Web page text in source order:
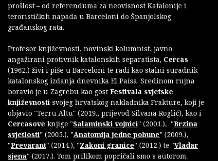
prošlost – od referenduma za neovisnost Katalonije i
terorističkih napada u Barceloni do Španjolskog
građanskog rata.
Profesor književnosti, novinski kolumnist, javno
angažirani protivnik katalonskih separatista, Cercas
(1962.) živi i piše u Barceloni te radi kao stalni suradnik
katalonskog izdanja dnevnika El Paísa. Sredinom rujna
boravio je u Zagrebu kao gost Festivala svjetske
književnosti svojeg hrvatskog nakladnika Frakture, koji je
objavio "Terru Altu" (2019., prijevod Silvana Roglić), kao i
Cercasove knjige "Salaminski vojnici" (2001.), "Brzina
svjetlosti" (2005.), "Anatomija jedne pobune" (2009.),
"Prevarant" (2014.), "Zakoni granice" (2012.) te "Vladar
sjena" (2017.). Tom prilikom popričali smo s autorom.